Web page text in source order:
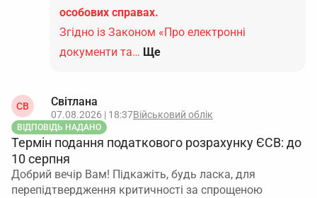
особових справах.
Згідно із Законом «Про електронні
документи та… Ще
СВ Світлана
07.08.2026 | 18:37Військовий облік
ВІДПОВІДЬ НАДАНО
Термін подання податкового розрахунку ЄСВ: до
10 серпня
Добрий вечір Вам! Підкажіть, будь ласка, для
перепідтвердження критичності за спрощеною